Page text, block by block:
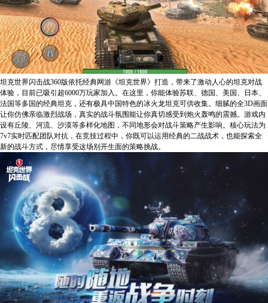
坦克世界闪击战360版依托经典网游《坦克世界》打造，带来了激动人心的坦克对战
体验，目前已吸引超6000万玩家加入。在这里，你能体验苏联、德国、美国、日本、
法国等多国的经典坦克，还有极具中国特色的冰火龙坦克可供收集。细腻的全3D画面
让你仿佛亲临激烈战场，真实的战斗氛围能让你真切感受到炮火轰鸣的震撼。游戏内
设有丘陵、河流、沙漠等多样化地图，不同地形会对战斗策略产生影响。核心玩法为
7v7实时匹配团队对抗，在竞技过程中，你既可以运用经典的二战战术，也能探索全
新的战斗方式，尽情享受这场别开生面的策略挑战。